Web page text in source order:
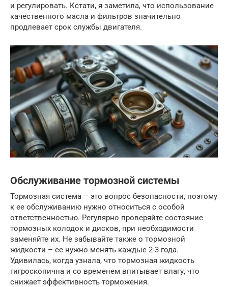
и регулировать. Кстати, я заметила, что использование
качественного масла и фильтров значительно
продлевает срок службы двигателя.
Обслуживание тормозной системы
Тормозная система – это вопрос безопасности, поэтому
к ее обслуживанию нужно относиться с особой
ответственностью. Регулярно проверяйте состояние
тормозных колодок и дисков, при необходимости
заменяйте их. Не забывайте также о тормозной
жидкости – ее нужно менять каждые 2-3 года.
Удивилась, когда узнала, что тормозная жидкость
гигроскопична и со временем впитывает влагу, что
снижает эффективность торможения.